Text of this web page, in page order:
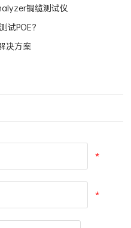
铜缆测试仪
试POE？
决方案
*
*